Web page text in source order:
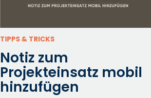
TIPPS & TRICKS
Notiz zum
Projekteinsatz mobil
hinzufügen